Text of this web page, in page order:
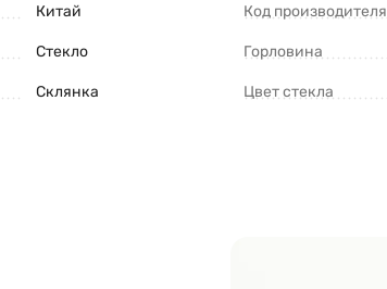
Китай
Стекло
Склянка
Код производителя
Горловина
Цвет стекла